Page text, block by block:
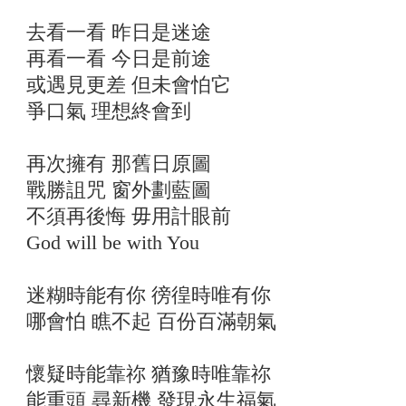
去看一看 昨日是迷途
再看一看 今日是前途
或遇見更差 但未會怕它
爭口氣 理想終會到
再次擁有 那舊日原圖
戰勝詛咒 窗外劃藍圖
不須再後悔 毋用計眼前
God will be with You
迷糊時能有你 徬徨時唯有你
哪會怕 瞧不起 百份百滿朝氣
懷疑時能靠祢 猶豫時唯靠祢
能重頭 尋新機 發現永生福氣